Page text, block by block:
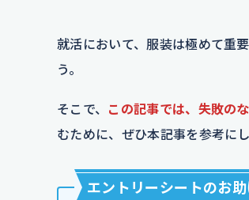
就活において、服装は極めて重
う。
そこで、 この記事では、失敗の
むために、ぜひ本記事を参考に
エントリーシートのお